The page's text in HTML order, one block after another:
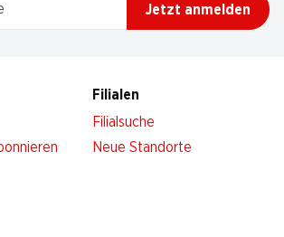
Jetzt anmelden
Filialen
Filialsuche
Neue Standorte